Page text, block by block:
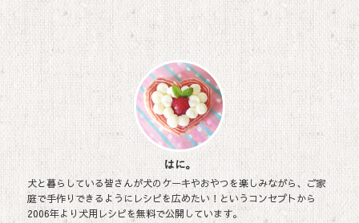
はに。
犬と暮らしている皆さんが犬のケーキやおやつを楽しみながら、ご家
庭で手作りできるようにレシピを広めたい！というコンセプトから
2006年より犬用レシピを無料で公開しています。